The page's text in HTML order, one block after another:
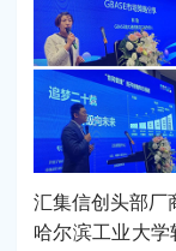
汇集信创头部厂
哈尔滨工业大